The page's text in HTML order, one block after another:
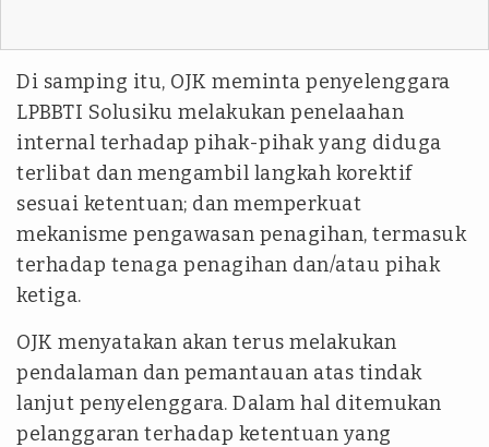
Di samping itu, OJK meminta penyelenggara
LPBBTI Solusiku melakukan penelaahan
internal terhadap pihak-pihak yang diduga
terlibat dan mengambil langkah korektif
sesuai ketentuan; dan memperkuat
mekanisme pengawasan penagihan, termasuk
terhadap tenaga penagihan dan/atau pihak
ketiga.
OJK menyatakan akan terus melakukan
pendalaman dan pemantauan atas tindak
lanjut penyelenggara. Dalam hal ditemukan
pelanggaran terhadap ketentuan yang